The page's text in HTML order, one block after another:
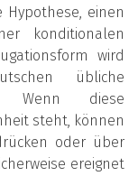
einen
konditionalen
wird
übliche
Wenn diese
steht, können
oder über
ereignet